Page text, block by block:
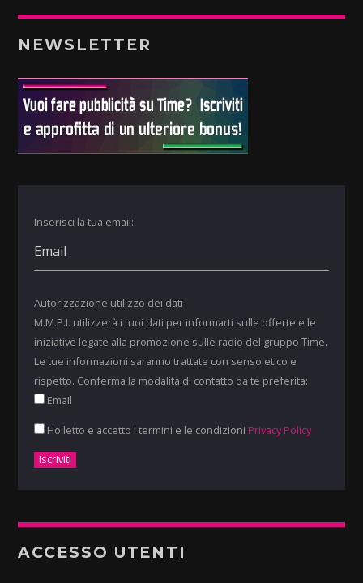
NEWSLETTER
Inserisci la tua email:
Autorizzazione utilizzo dei dati
M.M.P.I. utilizzerà i tuoi dati per informarti sulle offerte e le
iniziative legate alla promozione sulle radio del gruppo Time.
Le tue informazioni saranno trattate con senso etico e
rispetto. Conferma la modalità di contatto da te preferita:
Email
Ho letto e accetto i termini e le condizioni Privacy Policy
ACCESSO UTENTI